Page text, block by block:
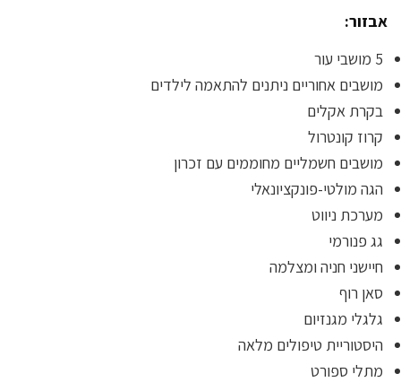
אבזור:
5 מושבי עור
מושבים אחוריים ניתנים להתאמה לילדים
בקרת אקלים
קרוז קונטרול
מושבים חשמליים מחוממים עם זכרון
הגה מולטי-פונקציונאלי
מערכת ניווט
גג פנורמי
חיישני חניה ומצלמה
סאן רוף
גלגלי מגנזיום
היסטוריית טיפולים מלאה
מתלי ספורט